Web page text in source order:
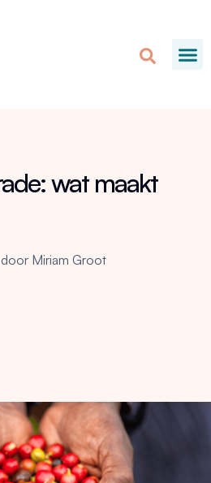
wat maakt
Miriam Groot